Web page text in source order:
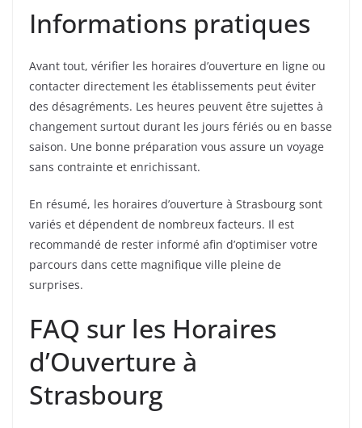
Informations pratiques
Avant tout, vérifier les horaires d’ouverture en ligne ou
contacter directement les établissements peut éviter
des désagréments. Les heures peuvent être sujettes à
changement surtout durant les jours fériés ou en basse
saison. Une bonne préparation vous assure un voyage
sans contrainte et enrichissant.
En résumé, les horaires d’ouverture à Strasbourg sont
variés et dépendent de nombreux facteurs. Il est
recommandé de rester informé afin d’optimiser votre
parcours dans cette magnifique ville pleine de
surprises.
FAQ sur les Horaires
d’Ouverture à
Strasbourg